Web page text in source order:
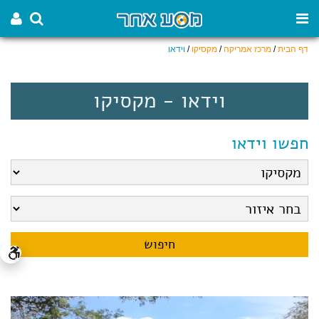
דף הבית/ מרכז אמריקה/ מקסיקו / וידאו
וידאו - מקסיקו
חפשו וידאו